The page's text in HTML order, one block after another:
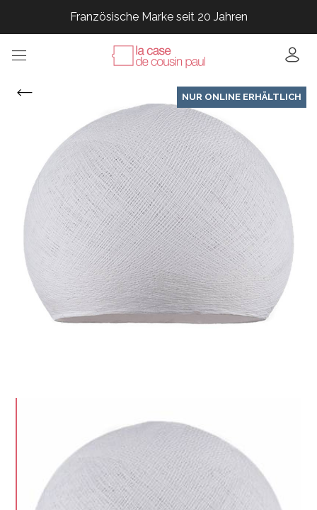
Französische Marke seit 20 Jahren
Französische Marke seit 20 Jahren
Französische Marke seit 20 Jahren
NUR ONLINE ERHÄLTLICH